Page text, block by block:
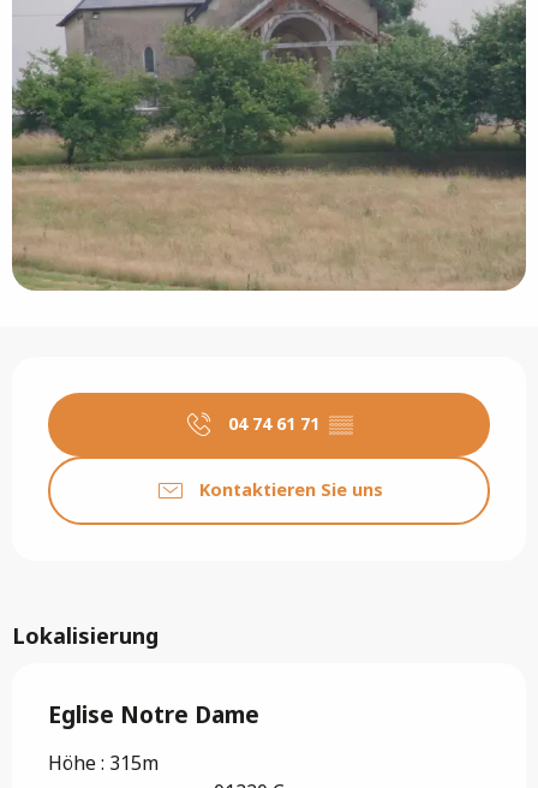
04 74 61 71 ▒▒
Kontaktieren Sie uns
Lokalisierung
Eglise Notre Dame
Höhe : 315m